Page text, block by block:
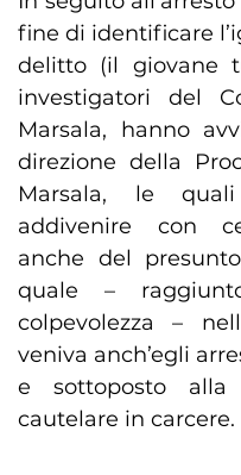
fine di identificare
delitto (il giovane
investigatori del
Marsala, hanno
direzione della
Marsala, le
addivenire con
anche del
quale –
colpevolezza –
veniva anch’egli
e sottoposto alla
cautelare in carcere.